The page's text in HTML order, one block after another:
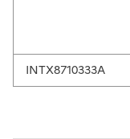
INTX8710333A